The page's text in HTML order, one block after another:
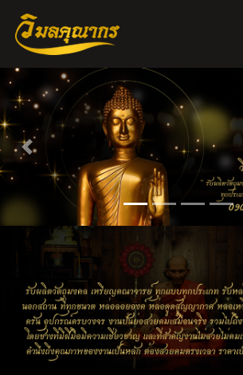
Previous